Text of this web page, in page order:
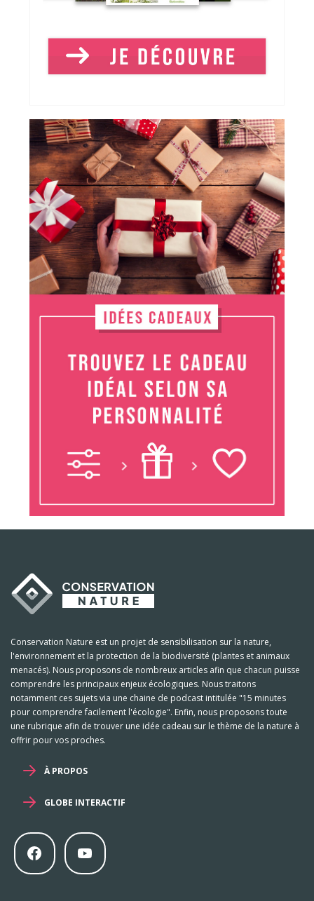
Conservation Nature est un projet de sensibilisation sur la nature,
l'environnement et la protection de la biodiversité (plantes et animaux
menacés). Nous proposons de nombreux articles afin que chacun puisse
comprendre les principaux enjeux écologiques. Nous traitons
notamment ces sujets via une chaine de podcast intitulée "15 minutes
pour comprendre facilement l'écologie". Enfin, nous proposons toute
une rubrique afin de trouver une idée cadeau sur le thème de la nature à
offrir pour vos proches.
À PROPOS
GLOBE INTERACTIF